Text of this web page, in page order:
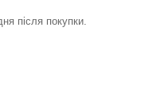
після покупки.